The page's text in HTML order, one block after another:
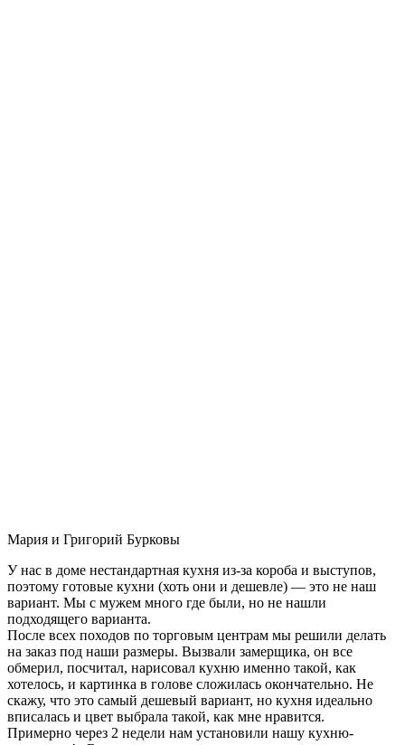
Мария и Григорий Бурковы
У нас в доме нестандартная кухня из-за короба и выступов,
поэтому готовые кухни (хоть они и дешевле) — это не наш
вариант. Мы с мужем много где были, но не нашли
подходящего варианта.
После всех походов по торговым центрам мы решили делать
на заказ под наши размеры. Вызвали замерщика, он все
обмерил, посчитал, нарисовал кухню именно такой, как
хотелось, и картинка в голове сложилась окончательно. Не
скажу, что это самый дешевый вариант, но кухня идеально
вписалась и цвет выбрала такой, как мне нравится.
Примерно через 2 недели нам установили нашу кухню-